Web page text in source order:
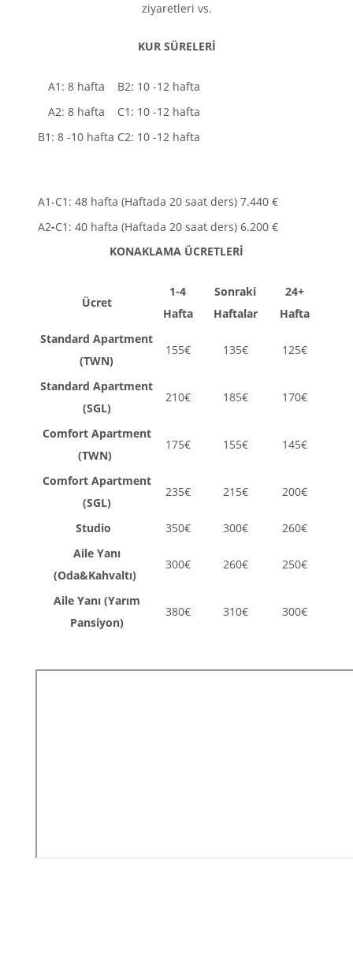
ziyaretleri vs.
KUR SÜRELERİ
A1: 8 hafta
B2: 10 -12 hafta
A2: 8 hafta
C1: 10 -12 hafta
B1: 8 -10 hafta C2: 10 -12 hafta
A1-C1: 48 hafta (Haftada 20 saat ders) 7.440 €
A2-C1: 40 hafta (Haftada 20 saat ders) 6.200 €
KONAKLAMA ÜCRETLERİ
Ücret
1-4
Hafta
Sonraki
Haftalar
24+
Hafta
Standard Apartment
(TWN)
155€ 135€ 125€
Standard Apartment
(SGL)
210€ 185€ 170€
Comfort Apartment
(TWN)
175€ 155€ 145€
Comfort Apartment
(SGL)
235€ 215€ 200€
Studio 350€ 300€
260€
Aile Yanı
(Oda&Kahvaltı)
300€ 260€ 250€
Aile Yanı (Yarım
Pansiyon)
380€ 310€ 300€